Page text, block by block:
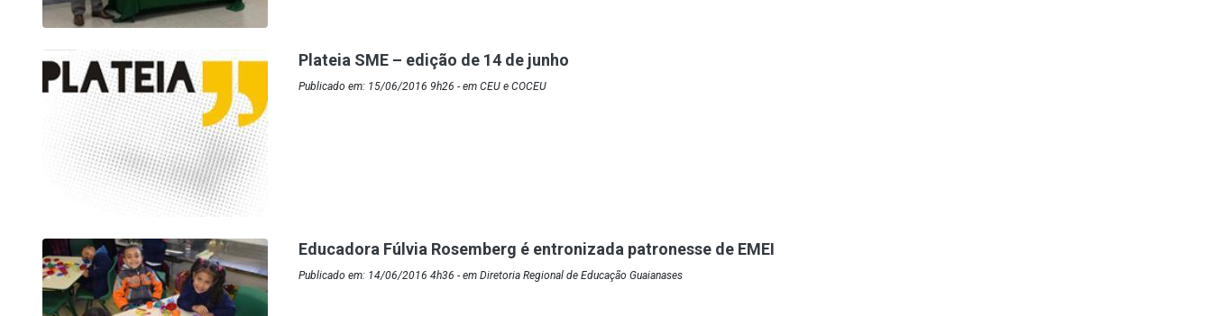
Plateia SME – edição de 14 de junho
Publicado em: 15/06/2016 9h26 - em CEU e COCEU
Educadora Fúlvia Rosemberg é entronizada patronesse de EMEI
Publicado em: 14/06/2016 4h36 - em Diretoria Regional de Educação Guaianases